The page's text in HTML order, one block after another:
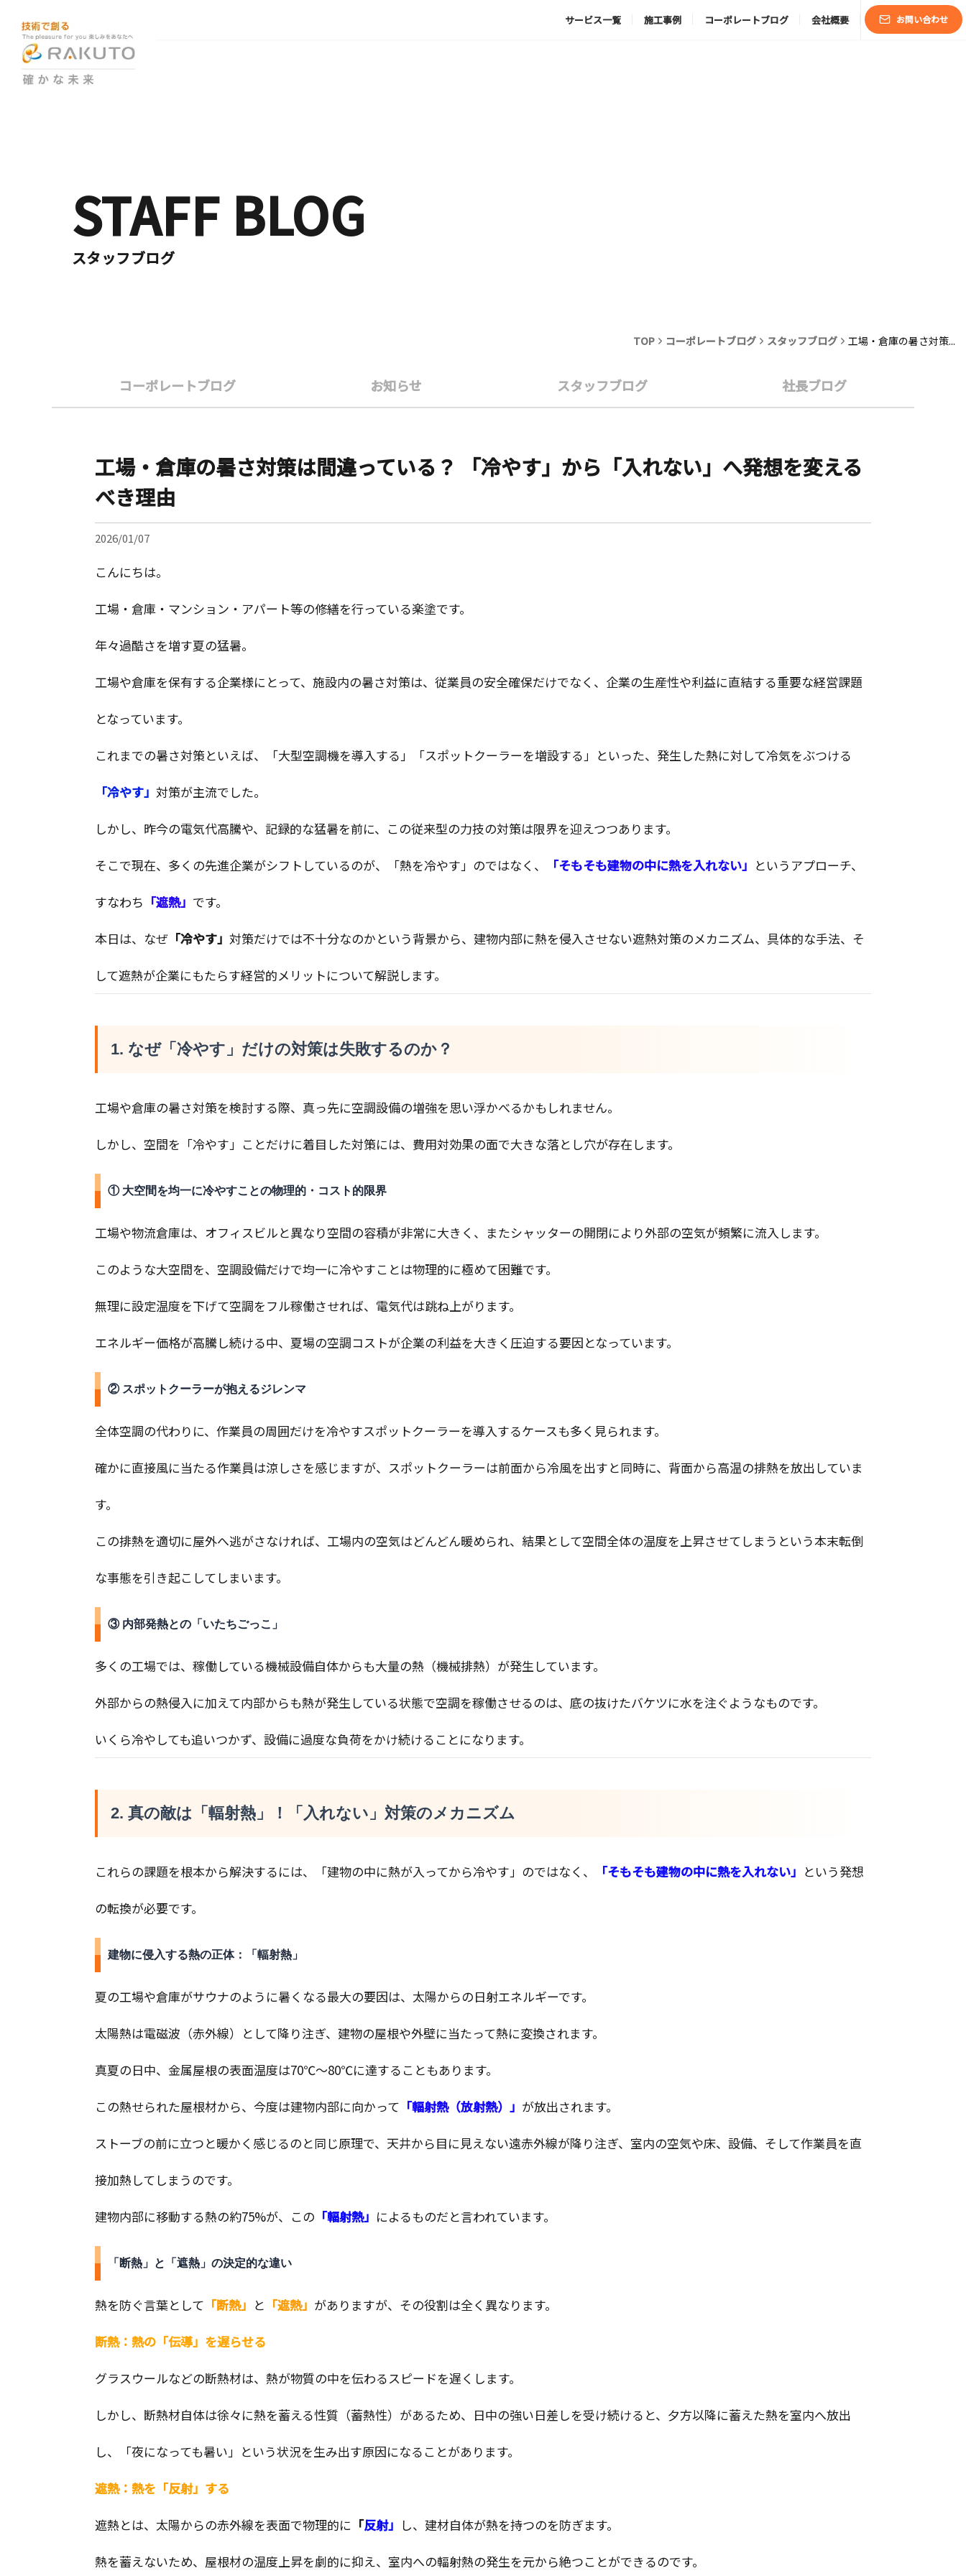
サービス一覧 施工事例 コーポレートブログ 会社概要 お問い合わせ
STAFF BLOG
スタッフブログ
TOP コーポレートブログ スタッフブログ 工場・倉庫の暑さ対策...
コーポレートブログ お知らせ スタッフブログ 社長ブログ
工場・倉庫の暑さ対策は間違っている？ 「冷やす」から「入れない」へ発想を変える
べき理由
2026/01/07
こんにちは。
工場・倉庫・マンション・アパート等の修繕を行っている楽塗です。
年々過酷さを増す夏の猛暑。
工場や倉庫を保有する企業様にとって、施設内の暑さ対策は、従業員の安全確保だけでなく、企業の生産性や利益に直結する重要な経営課題
となっています。
これまでの暑さ対策といえば、「大型空調機を導入する」「スポットクーラーを増設する」といった、発生した熱に対して冷気をぶつける
「冷やす」 対策が主流でした。
しかし、昨今の電気代高騰や、記録的な猛暑を前に、この従来型の力技の対策は限界を迎えつつあります。
そこで現在、多くの先進企業がシフトしているのが、「熱を冷やす」のではなく、 「そもそも建物の中に熱を入れない」 というアプローチ、
すなわち 「遮熱」 です。
本日は、なぜ 「冷やす」 対策だけでは不十分なのかという背景から、建物内部に熱を侵入させない遮熱対策のメカニズム、具体的な手法、そ
して遮熱が企業にもたらす経営的メリットについて解説します。
1. なぜ「冷やす」だけの対策は失敗するのか？
工場や倉庫の暑さ対策を検討する際、真っ先に空調設備の増強を思い浮かべるかもしれません。
しかし、空間を「冷やす」ことだけに着目した対策には、費用対効果の面で大きな落とし穴が存在します。
① 大空間を均一に冷やすことの物理的・コスト的限界
工場や物流倉庫は、オフィスビルと異なり空間の容積が非常に大きく、またシャッターの開閉により外部の空気が頻繁に流入します。
このような大空間を、空調設備だけで均一に冷やすことは物理的に極めて困難です。
無理に設定温度を下げて空調をフル稼働させれば、電気代は跳ね上がります。
エネルギー価格が高騰し続ける中、夏場の空調コストが企業の利益を大きく圧迫する要因となっています。
② スポットクーラーが抱えるジレンマ
全体空調の代わりに、作業員の周囲だけを冷やすスポットクーラーを導入するケースも多く見られます。
確かに直接風に当たる作業員は涼しさを感じますが、スポットクーラーは前面から冷風を出すと同時に、背面から高温の排熱を放出していま
す。
この排熱を適切に屋外へ逃がさなければ、工場内の空気はどんどん暖められ、結果として空間全体の温度を上昇させてしまうという本末転倒
な事態を引き起こしてしまいます。
③ 内部発熱との「いたちごっこ」
多くの工場では、稼働している機械設備自体からも大量の熱（機械排熱）が発生しています。
外部からの熱侵入に加えて内部からも熱が発生している状態で空調を稼働させるのは、底の抜けたバケツに水を注ぐようなものです。
いくら冷やしても追いつかず、設備に過度な負荷をかけ続けることになります。
2. 真の敵は「輻射熱」！「入れない」対策のメカニズム
これらの課題を根本から解決するには、「建物の中に熱が入ってから冷やす」のではなく、 「そもそも建物の中に熱を入れない」 という発想
の転換が必要です。
建物に侵入する熱の正体：「輻射熱」
夏の工場や倉庫がサウナのように暑くなる最大の要因は、太陽からの日射エネルギーです。
太陽熱は電磁波（赤外線）として降り注ぎ、建物の屋根や外壁に当たって熱に変換されます。
真夏の日中、金属屋根の表面温度は70℃〜80℃に達することもあります。
この熱せられた屋根材から、今度は建物内部に向かって 「輻射熱（放射熱）」 が放出されます。
ストーブの前に立つと暖かく感じるのと同じ原理で、天井から目に見えない遠赤外線が降り注ぎ、室内の空気や床、設備、そして作業員を直
接加熱してしまうのです。
建物内部に移動する熱の約75%が、この 「輻射熱」 によるものだと言われています。
「断熱」と「遮熱」の決定的な違い
熱を防ぐ言葉として 「断熱」 と 「遮熱」 がありますが、その役割は全く異なります。
断熱：熱の「伝導」を遅らせる
グラスウールなどの断熱材は、熱が物質の中を伝わるスピードを遅くします。
しかし、断熱材自体は徐々に熱を蓄える性質（蓄熱性）があるため、日中の強い日差しを受け続けると、夕方以降に蓄えた熱を室内へ放出
し、「夜になっても暑い」という状況を生み出す原因になることがあります。
遮熱：熱を「反射」する
遮熱とは、太陽からの赤外線を表面で物理的に 「反射」 し、建材自体が熱を持つのを防ぎます。
熱を蓄えないため、屋根材の温度上昇を劇的に抑え、室内への輻射熱の発生を元から絶つことができるのです。